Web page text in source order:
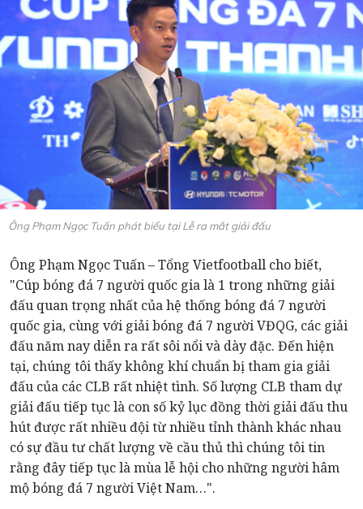
Ông Phạm Ngọc Tuấn phát biểu tại Lễ ra mắt giải đấu
Ông Phạm Ngọc Tuấn – Tổng Vietfootball cho biết,
"Cúp bóng đá 7 người quốc gia là 1 trong những giải
đấu quan trọng nhất của hệ thống bóng đá 7 người
quốc gia, cùng với giải bóng đá 7 người VĐQG, các giải
đấu năm nay diễn ra rất sôi nổi và dày đặc. Đến hiện
tại, chúng tôi thấy không khí chuẩn bị tham gia giải
đấu của các CLB rất nhiệt tình. Số lượng CLB tham dự
giải đấu tiếp tục là con số kỷ lục đồng thời giải đấu thu
hút được rất nhiều đội từ nhiều tỉnh thành khác nhau
có sự đầu tư chất lượng về cầu thủ thì chúng tôi tin
rằng đây tiếp tục là mùa lễ hội cho những người hâm
mộ bóng đá 7 người Việt Nam…".